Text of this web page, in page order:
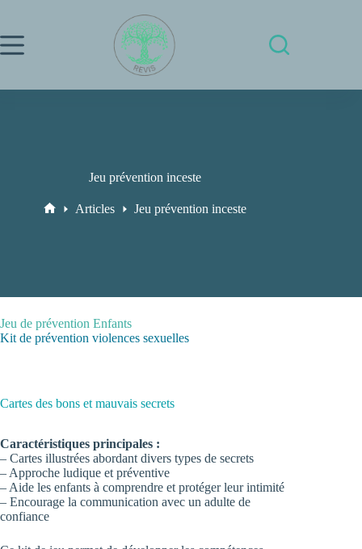
contenu
Jeu prévention inceste
Articles Jeu prévention inceste
Jeu de prévention Enfants
Kit de prévention violences sexuelles
Cartes des bons et mauvais secrets
Caractéristiques principales :
– Cartes illustrées abordant divers types de secrets
– Approche ludique et préventive
– Aide les enfants à comprendre et protéger leur intimité
– Encourage la communication avec un adulte de
confiance